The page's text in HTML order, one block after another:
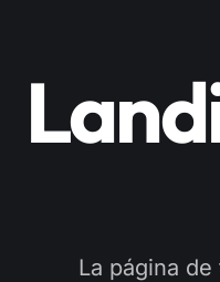
La página